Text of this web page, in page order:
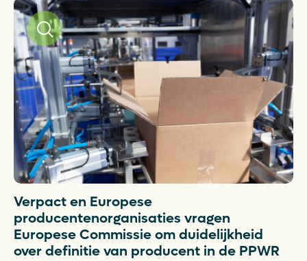
Verpact en Europese
producentenorganisaties vragen
Europese Commissie om duidelijkheid
over definitie van producent in de PPWR